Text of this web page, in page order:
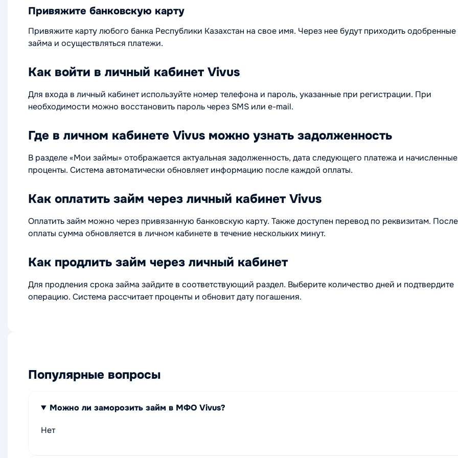
Привяжите банковскую карту
Привяжите карту любого банка Республики Казахстан на свое имя. Через нее будут приходить
займа и осуществляться платежи.
Как войти в личный кабинет Vivus
Для входа в личный кабинет используйте номер телефона и пароль, указанные при регистрации. При
необходимости можно восстановить пароль через SMS или e-mail.
Где в личном кабинете Vivus можно узнать задолженность
В разделе «Мои займы» отображается актуальная задолженность, дата следующего платежа и начисленные
проценты. Система автоматически обновляет информацию после каждой оплаты.
Как оплатить займ через личный кабинет Vivus
Оплатить займ можно через привязанную банковскую карту. Также доступен перевод по реквизитам. После
оплаты сумма обновляется в личном кабинете в течение нескольких минут.
Как продлить займ через личный кабинет
Для продления срока займа зайдите в соответствующий раздел. Выберите количество дней и подтвердите
операцию. Система рассчитает проценты и обновит дату погашения.
Популярные вопросы
Можно ли заморозить займ в МФО Vivus?
Нет